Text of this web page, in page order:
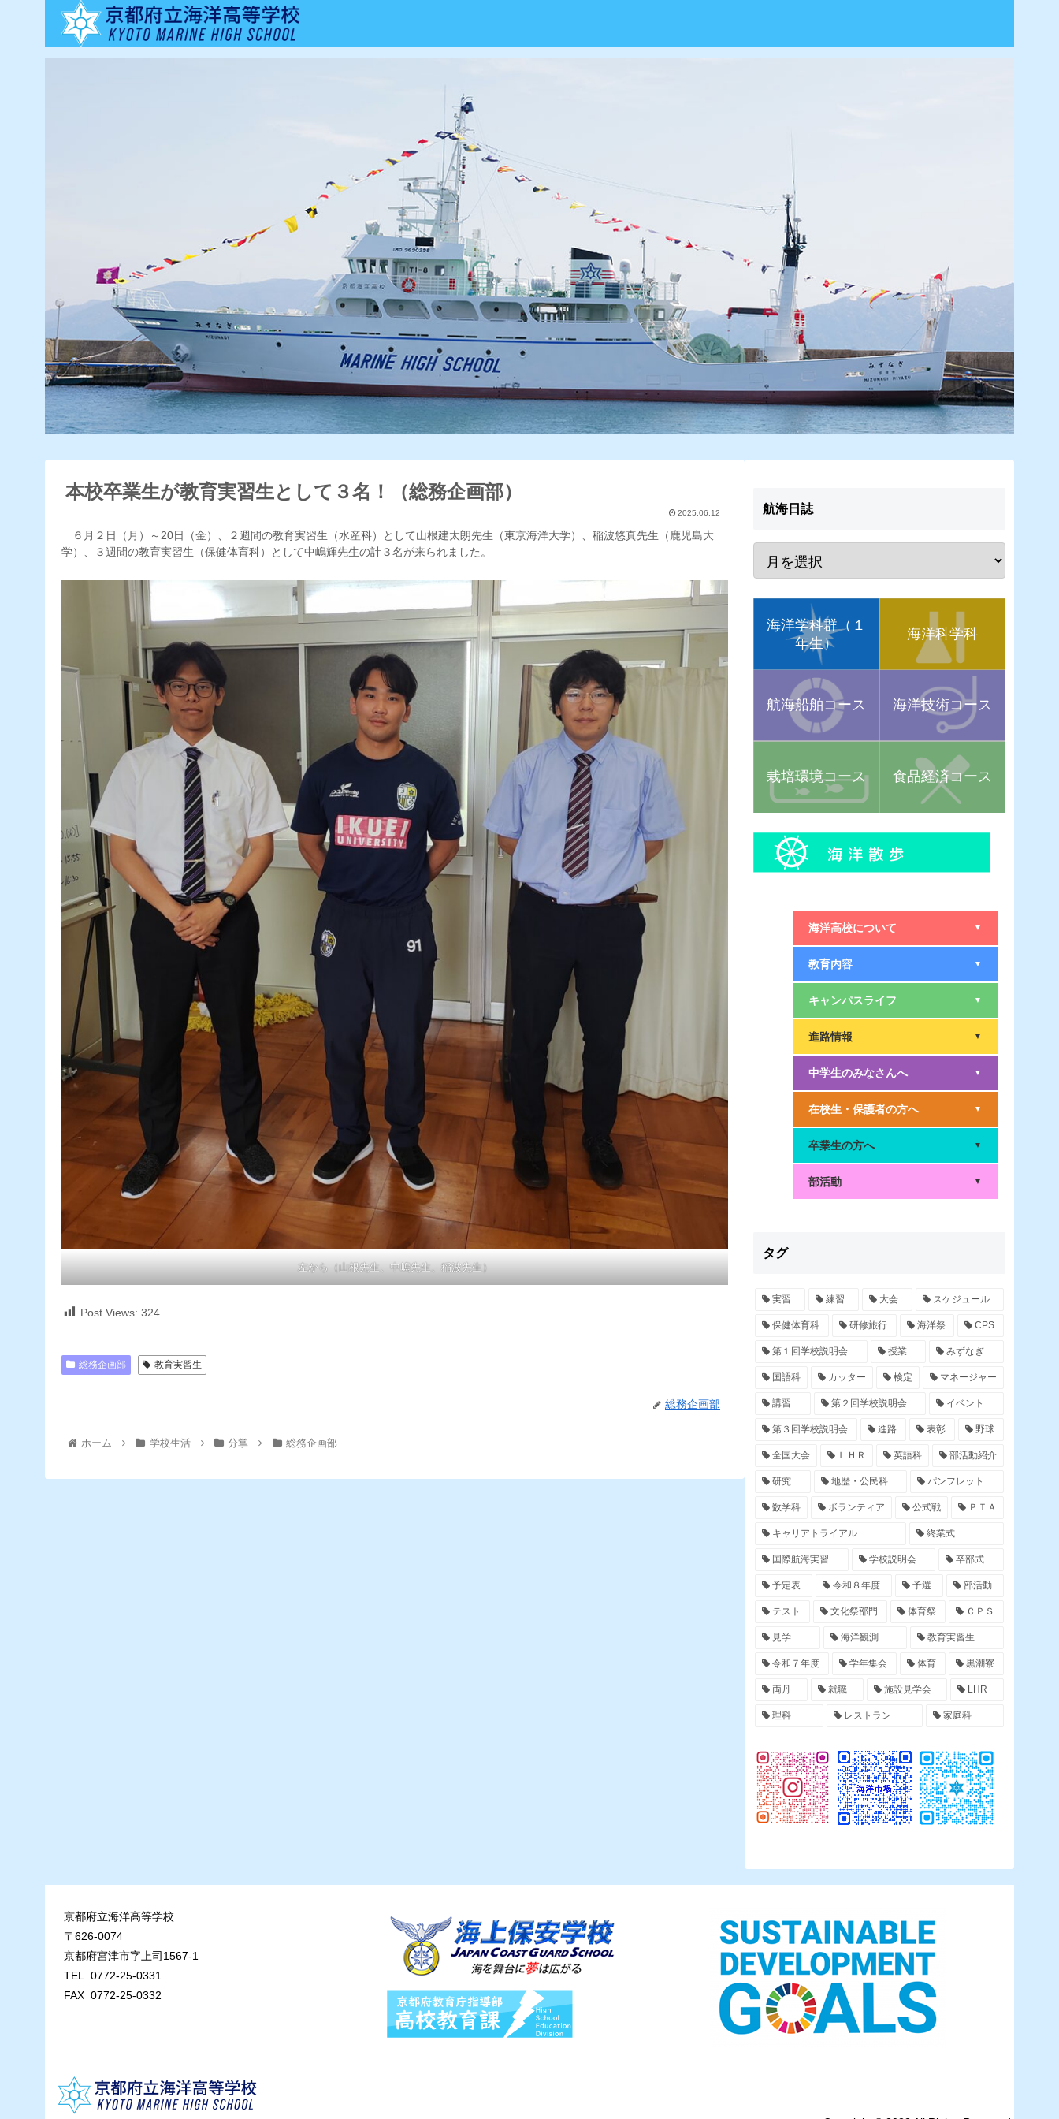
本校卒業生が教育実習生として３名！（総務企画部）
2025.06.12
６月２日（月）～20日（金）、２週間の教育実習生（水産科）として山根建太朗先生（東京海洋大学）、稲波悠真先生（鹿児島大
学）、３週間の教育実習生（保健体育科）として中嶋輝先生の計３名が来られました。
左から（山根先生、中嶋先生、稲波先生）
Post Views: 324
総務企画部 教育実習生
総務企画部
ホーム 学校生活 分掌 総務企画部
航海日誌
海洋学科群（１
年生）
海洋科学科
航海船舶コース 海洋技術コース
栽培環境コース 食品経済コース
海洋高校について ▼
教育内容 ▼
キャンパスライフ ▼
進路情報 ▼
中学生のみなさんへ ▼
在校生・保護者の方へ ▼
卒業生の方へ ▼
部活動 ▼
タグ
実習 練習 大会 スケジュール
保健体育科 研修旅行 海洋祭 CPS
第１回学校説明会 授業 みずなぎ
国語科 カッター 検定 マネージャー
講習 第２回学校説明会 イベント
第３回学校説明会 進路 表彰 野球
全国大会 ＬＨＲ 英語科 部活動紹介
研究 地歴・公民科 パンフレット
数学科 ボランティア 公式戦 ＰＴＡ
キャリアトライアル 終業式
国際航海実習 学校説明会 卒部式
予定表 令和８年度 予選 部活動
テスト 文化祭部門 体育祭 ＣＰＳ
見学 海洋観測 教育実習生
令和７年度 学年集会 体育 黒潮寮
両丹 就職 施設見学会 LHR
理科 レストラン 家庭科
京都府立海洋高等学校
〒626-0074
京都府宮津市字上司1567-1
TEL 0772-25-0331
FAX 0772-25-0332